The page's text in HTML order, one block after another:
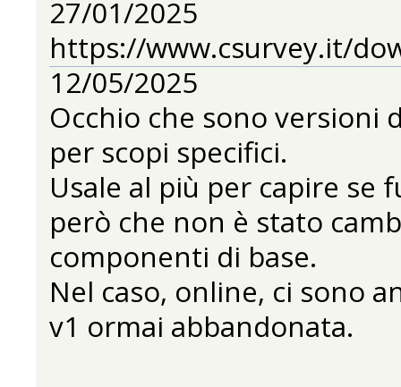
27/01/2025
https://www.csurvey.it/
12/05/2025
Occhio che sono versioni
per scopi specifici.
Usale al più per capire se
però che non è stato
componenti di base.
Nel caso, online, ci sono
v1 ormai abbandonata.